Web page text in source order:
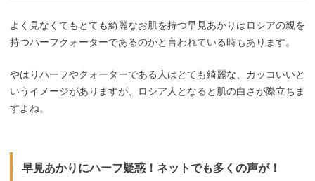
よく見なくてもとても綺麗なお肌を持つ早見あかりはロシアの親を
持つハーフクォーターであるのかと言われている時もあります。
やはりハーフやクォーターである人はとても綺麗な、カッコいいと
いうイメージがありますが、ロシア人となると肌の白さが際立ちま
すよね。
早見あかりにハーフ疑惑！ネットでも多くの声が！